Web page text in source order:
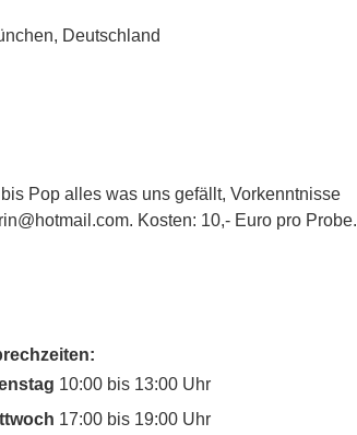
Deutschland
Pop alles was uns gefällt, Vorkenntnisse
Kosten: 10,- Euro pro Probe.
10:00 bis 13:00 Uhr
17:00 bis 19:00 Uhr